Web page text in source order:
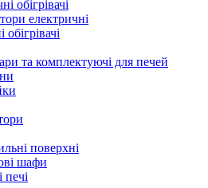
обігрівачі
електричні
та комплектуючі для печей
поверхні
шафи
печі